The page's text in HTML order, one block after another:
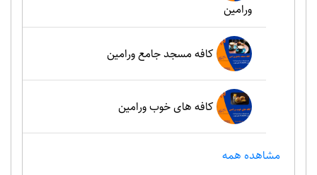
ورامین
کافه مسجد جامع ورامین
کافه های خوب ورامین
مشاهده همه